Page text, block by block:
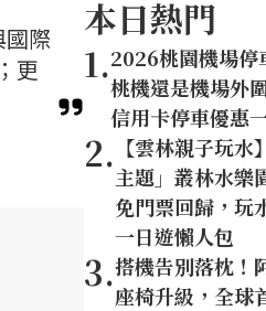
際
更
本日熱門
1.2026桃園機場停
桃機還是機場外
信用卡停車優惠
2. 【雲林親子玩
主題」叢林水樂
免門票回歸，玩
一日遊懶人包
3.搭機告別落枕！
座椅升級，全